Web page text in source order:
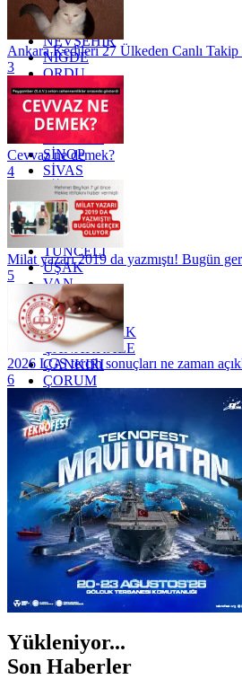
MUĞLA
MUŞ
NEVŞEHİR
NİĞDE
ORDU
OSMANİYE
RİZE
SAKARYA
SAMSUN
SİNOP
SİVAS
SİİRT
TEKİRDAĞ
TOKAT
TRABZON
TUNCELİ
UŞAK
VAN
YALOVA
YOZGAT
ZONGULDAK
ÇANAKKALE
ÇANKIRI
ÇORUM
İSTANBUL
İZMİR
ŞANLIURFA
ŞIRNAK
Ankara Kedileri 27 Ülkeden Canlı
3
Cevvaz ne demek?
4
Milat yazarı 2019 da yazmıştı! Bugün
5
2026 LGS tercih sonuçları ne zaman
6
Yükleniyor...
Son Haberler